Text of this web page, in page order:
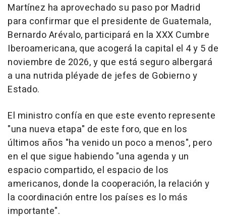
Martínez ha aprovechado su paso por Madrid
para confirmar que el presidente de Guatemala,
Bernardo Arévalo, participará en la XXX Cumbre
Iberoamericana, que acogerá la capital el 4 y 5 de
noviembre de 2026, y que está seguro albergará
a una nutrida pléyade de jefes de Gobierno y
Estado.
El ministro confía en que este evento represente
"una nueva etapa" de este foro, que en los
últimos años "ha venido un poco a menos", pero
en el que sigue habiendo "una agenda y un
espacio compartido, el espacio de los
americanos, donde la cooperación, la relación y
la coordinación entre los países es lo más
importante".